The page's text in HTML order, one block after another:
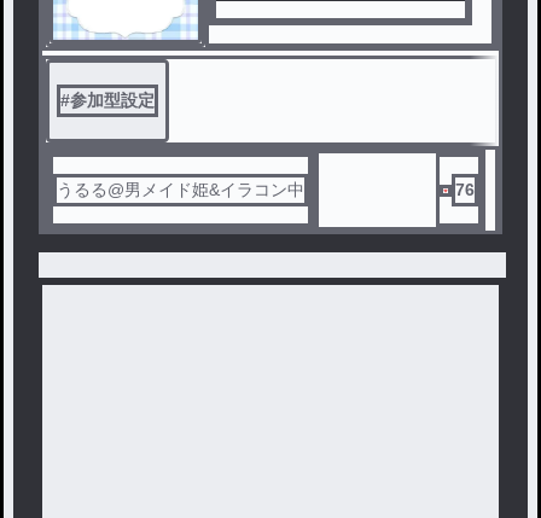
#参加型設定
うるる@男メイド姫&イラコン中 76